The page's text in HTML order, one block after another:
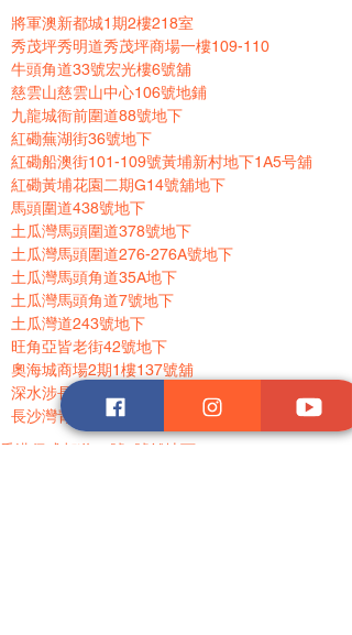
將軍澳新都城1期2樓218室
秀茂坪秀明道秀茂坪商場一樓109-110
牛頭角道33號宏光樓6號舖
慈雲山慈雲山中心106號地鋪
九龍城衙前圍道88號地下
紅磡蕪湖街36號地下
紅磡船澳街101-109號黃埔新村地下1A5号舖
紅磡黃埔花園二期G14號舖地下
馬頭圍道438號地下
土瓜灣馬頭圍道378號地下
土瓜灣馬頭圍道276-276A號地下
土瓜灣馬頭角道35A地下
土瓜灣馬頭角道7號地下
土瓜灣道243號地下
旺角亞皆老街42號地下
奧海城商場2期1樓137號舖
深水涉長沙灣道184號
長沙灣青山道386-380號地下
香港仔成都道26號7號舖地下